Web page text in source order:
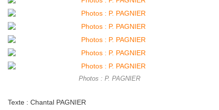
Photos : P. PAGNIER
Texte : Chantal PAGNIER